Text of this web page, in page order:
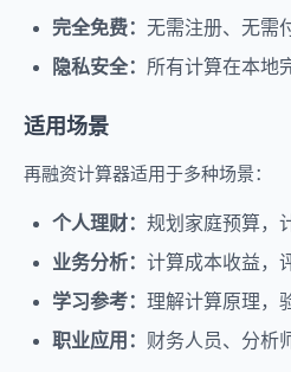
完全免费： 无需注册、无需
隐私安全： 所有计算在本地
适用场景
再融资计算器适用于多种场景：
个人理财： 规划家庭预算，
业务分析： 计算成本收益，
学习参考： 理解计算原理，
职业应用： 财务人员、分析